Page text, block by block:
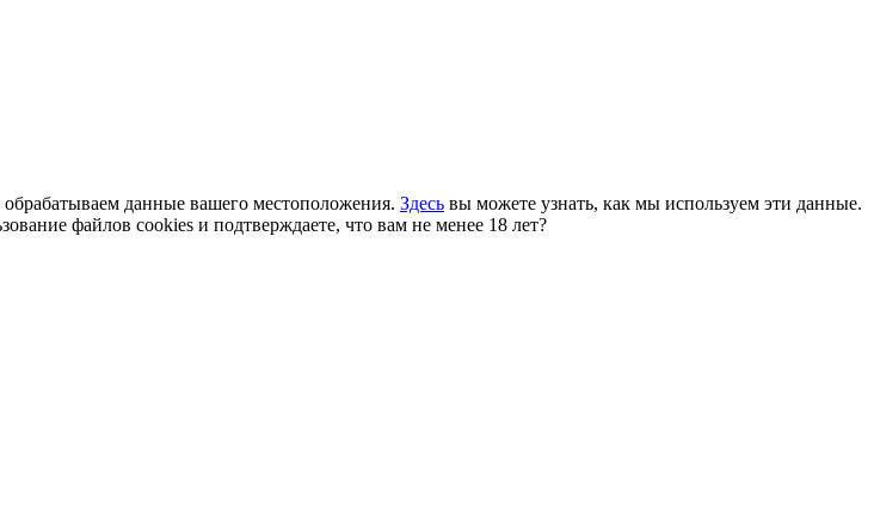
данные вашего местоположения. Здесь вы можете узнать, как мы используем эти данные.
файлов cookies и подтверждаете, что вам не менее 18 лет?